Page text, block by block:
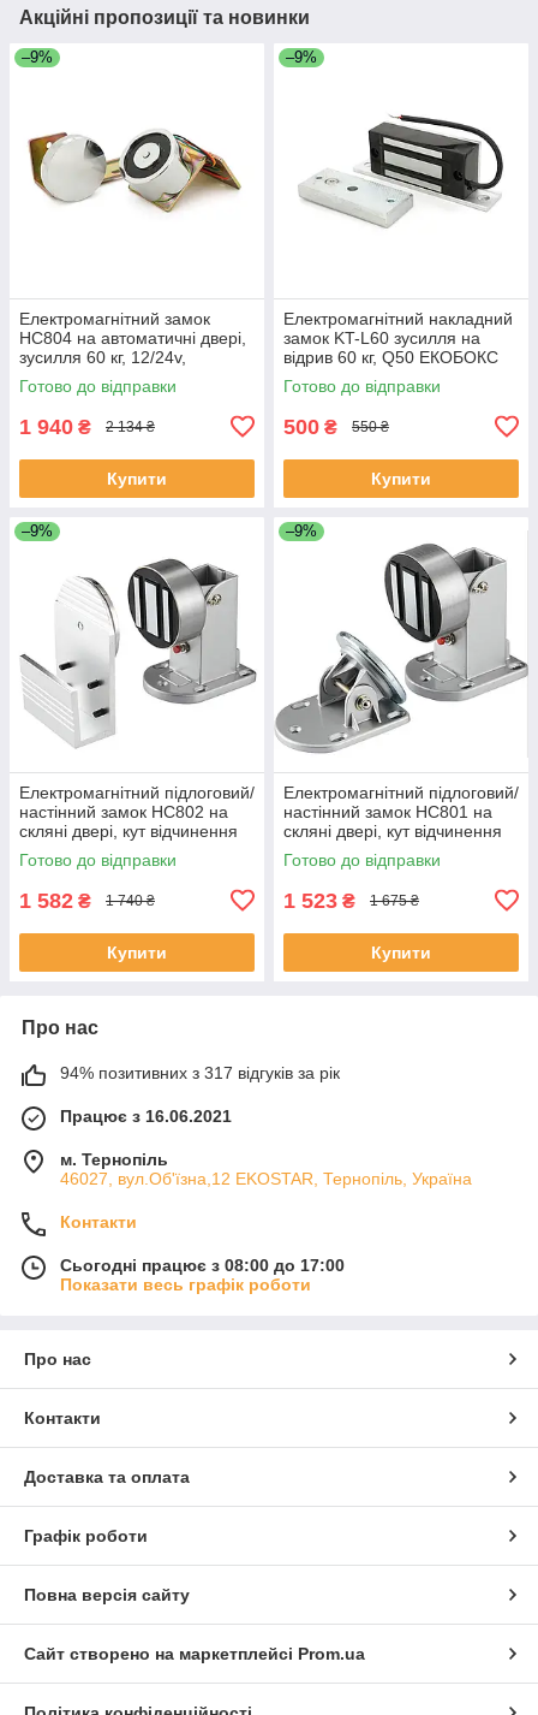
Акційні пропозиції та новинки
–9%
Електромагнітний замок
HC804 на автоматичні двері,
зусилля 60 кг, 12/24v,
60/120mA, Box, Q10
ЕКОБОКС
Готово до відправки
1 940 ₴ 2 134 ₴
Купити
–9%
Електромагнітний накладний
замок KT-L60 зусилля на
відрив 60 кг, Q50 ЕКОБОКС
Готово до відправки
500 ₴ 550 ₴
Купити
–9%
Електромагнітний підлоговий/
настінний замок HC802 на
скляні двері, кут відчинення
— 90°, зусилля 60 кг, 12/24v,
60/120mA, Box, Q10
Готово до відправки
1 582 ₴ 1 740 ₴
Купити
–9%
Електромагнітний підлоговий/
настінний замок HC801 на
скляні двері, кут відчинення
— 90°, зусилля 60 кг, 12/24v,
60/120mA, Box
Готово до відправки
1 523 ₴ 1 675 ₴
Купити
Про нас
94% позитивних з 317 відгуків за рік
Працює з 16.06.2021
м. Тернопіль
46027, вул.Об'їзна,12 EKOSTAR, Тернопіль, Україна
Контакти
Сьогодні працює з 08:00 до 17:00
Показати весь графік роботи
Про нас
Контакти
Доставка та оплата
Графік роботи
Повна версія сайту
Сайт створено на маркетплейсі Prom.ua